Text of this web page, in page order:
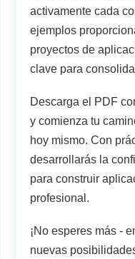
activamente cada
ejemplos
proyectos de
clave para
Descarga el PDF
y comienza tu
hoy mismo. Con
desarrollarás la
para construir
profesional.
¡No esperes más -
nuevas